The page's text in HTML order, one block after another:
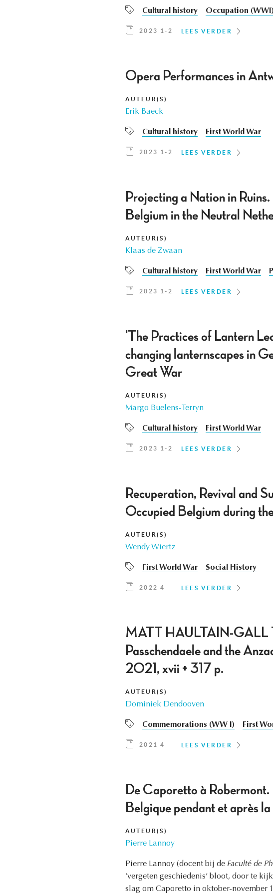
Cultural history Occupation (WWI)
2023 1-2 LEES VERDER
Opera Performances in
AUTEUR(S)
Erik Baeck
Cultural history First World War
2023 1-2 LEES VERDER
Projecting a Nation in
Belgium in the Neutral
AUTEUR(S)
Klaas de Zwaan
Cultural history First World War
2023 1-2 LEES VERDER
'The Practices of Lantern
changing lanternscapes in
Great War
AUTEUR(S)
Margo Buelens-Terryn
Cultural history First World War
2023 1-2 LEES VERDER
Recuperation, Revival and
Occupied Belgium during
AUTEUR(S)
Wendy Wiertz
First World War Social History
2022 4 LEES VERDER
MATT HAULTAIN-GALL
Passchendaele and the
2021, xvii + 317 p.
AUTEUR(S)
Dominiek Dendooven
Commemorations (WW I) First
2021 4 LEES VERDER
De Caporetto à Robermont.
Belgique pendant et après
AUTEUR(S)
Pierre Lannoy
Pierre Lannoy (docent bij deFaculté de
‘vergeten geschiedenis’ bloot, door te
slag om Caporetto in oktober-november